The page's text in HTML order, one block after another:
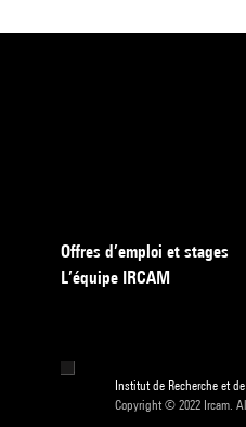
Offres d’emploi et stages
L’équipe IRCAM
Institut de Recherche et
Copyright © 2022 Ircam.